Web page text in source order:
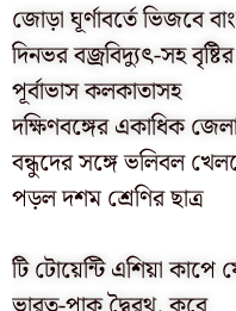
জোড়া ঘূর্ণাবর্তে ভিজবে
দিনভর বজ্রবিদ্যুৎ-সহ বৃষ্টির
পূর্বাভাস কলকাতাসহ
দক্ষিণবঙ্গের একাধিক
বন্ধুদের সঙ্গে ভলিবল
পড়ল দশম শ্রেণির ছাত্র
টি টোয়েন্টি এশিয়া কাপে